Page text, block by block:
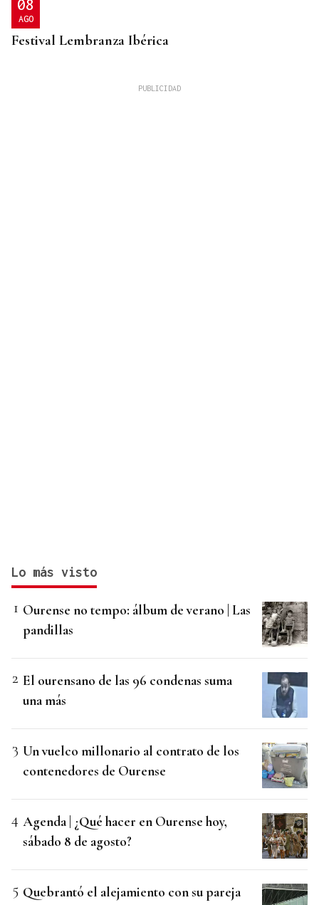
08
AGO
Festival Lembranza Ibérica
Lo más visto
Ourense no tempo: álbum de verano | Las
pandillas
El ourensano de las 96 condenas suma
una más
Un vuelco millonario al contrato de los
contenedores de Ourense
Agenda | ¿Qué hacer en Ourense hoy,
sábado 8 de agosto?
Quebrantó el alejamiento con su pareja